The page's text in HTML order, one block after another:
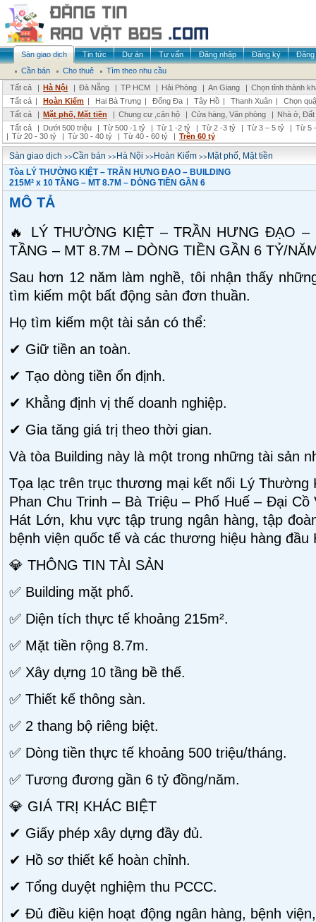
Sàn giao dịch Tin tức Dự án Tư vấn Đăng nhập Đăng ký
Đăng
Cần bán
Cho thuê
Tìm theo nhu cầu
Tất cả
| Hà Nội | Đà Nẵng | TP HCM | Hải Phòng | An Giang | Chọn tỉnh thành
Tất cả | Hoàn Kiếm | Hai Bà Trưng | Đống Đa | Tây Hồ | Thanh Xuân |
Chọn
Tất cả
| Mặt phố, Mặt tiền | Chung cư ,căn hộ | Cửa hàng, Văn phòng | Nhà ở,
Tất cả
| Dưới 500 triệu | Từ 500 -1 tỷ | Từ 1 -2 tỷ | Từ 2 -3 tỷ | Từ 3 – 5 tỷ | Từ 5
| Từ 20 - 30 tỷ | Từ 30 - 40 tỷ | Từ 40 - 60 tỷ | Trên 60 tỷ
Sàn giao dịch >>Cần bán >>Hà Nội >>Hoàn Kiếm >>Mặt phố, Mặt tiền
Tòa LÝ THƯỜNG KIỆT – TRẦN HƯNG ĐẠO – BUILDING
215M² x 10 TẦNG – MT 8.7M – DÒNG TIỀN GẦN 6
MÔ TẢ
🔥 LÝ THƯỜNG KIỆT – TRẦN HƯNG ĐẠO –
TẦNG – MT 8.7M – DÒNG TIỀN GẦN 6 TỶ/
Sau hơn 12 năm làm nghề, tôi nhận thấy
tìm kiếm một bất động sản đơn thuần.
Họ tìm kiếm một tài sản có thể:
✔ Giữ tiền an toàn.
✔ Tạo dòng tiền ổn định.
✔ Khẳng định vị thế doanh nghiệp.
✔ Gia tăng giá trị theo thời gian.
Và tòa Building này là một trong những tài sản
Tọa lạc trên trục thương mại kết nối Lý Thường
Phan Chu Trinh – Bà Triệu – Phố Huế – Đại
Hát Lớn, khu vực tập trung ngân hàng, tập
bệnh viện quốc tế và các thương hiệu hàng đầu
💎 THÔNG TIN TÀI SẢN
✅ Building mặt phố.
✅ Diện tích thực tế khoảng 215m².
✅ Mặt tiền rộng 8.7m.
✅ Xây dựng 10 tầng bề thế.
✅ Thiết kế thông sàn.
✅ 2 thang bộ riêng biệt.
✅ Dòng tiền thực tế khoảng 500 triệu/tháng.
✅ Tương đương gần 6 tỷ đồng/năm.
💎 GIÁ TRỊ KHÁC BIỆT
✔ Giấy phép xây dựng đầy đủ.
✔ Hồ sơ thiết kế hoàn chỉnh.
✔ Tổng duyệt nghiệm thu PCCC.
✔ Đủ điều kiện hoạt động ngân hàng, bệnh